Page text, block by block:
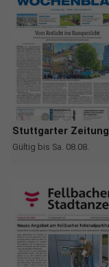
Stuttgarter Zeitung
Gültig bis Sa. 08.08.